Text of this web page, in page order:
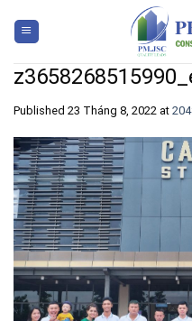
content
Published 23 Tháng 8, 2022 at